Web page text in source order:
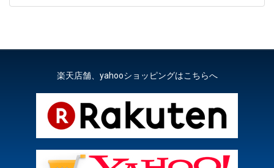
楽天店舗、yahooショッピングはこちらへ